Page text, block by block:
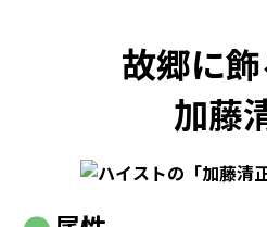
故郷に
加藤